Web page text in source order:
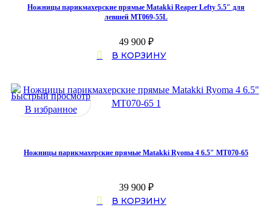
Ножницы парикмахерские прямые Matakki Reaper Lefty 5.5″ для
левшей MT069-55L
49 900 ₽
В КОРЗИНУ
Быстрый просмотр
В избранное
Ножницы парикмахерские прямые Matakki Ryoma 4 6.5″ MT070-65
39 900 ₽
В КОРЗИНУ